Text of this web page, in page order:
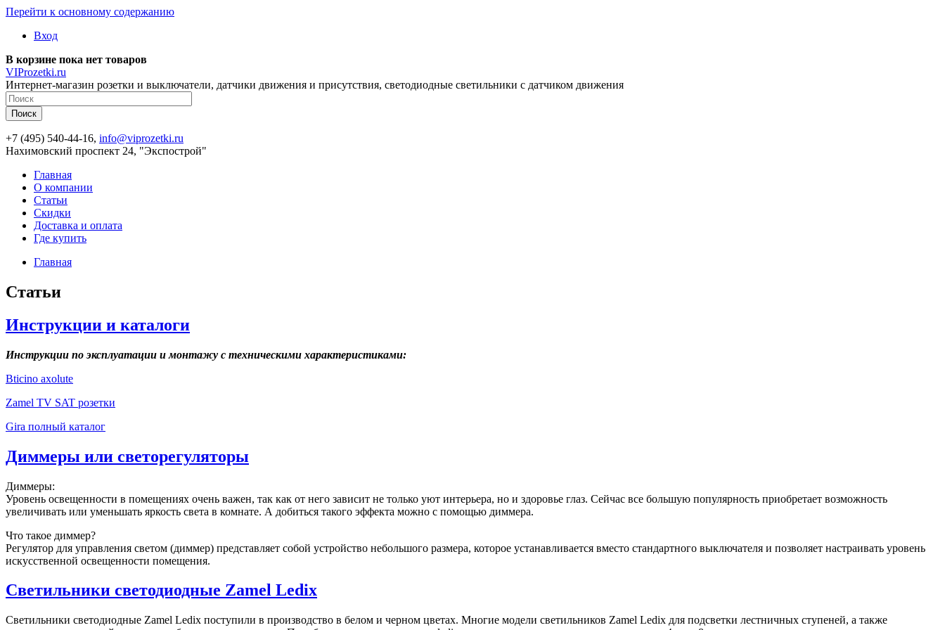
Перейти к основному содержанию
Вход
В корзине пока нет товаров
VIProzetki.ru
Интернет-магазин розетки и выключатели, датчики движения и присутствия, светодиодные светильники с датчиком движения
+7 (495) 540-44-16, info@viprozetki.ru
Нахимовский проспект 24, "Экспострой"
Главная
О компании
Статьи
Скидки
Доставка и оплата
Где купить
Главная
Статьи
Инструкции и каталоги
Инструкции по эксплуатации и монтажу с техническими характеристиками:
Bticino axolute
Zamel TV SAT розетки
Gira полный каталог
Диммеры или светорегуляторы
Диммеры:
Уровень освещенности в помещениях очень важен, так как от него зависит не только уют интерьера, но и здоровье глаз. Сейчас все большую популярность приобретает возможность
увеличивать или уменьшать яркость света в комнате. А добиться такого эффекта можно с помощью диммера.
Что такое диммер?
Регулятор для управления светом (диммер) представляет собой устройство небольшого размера, которое устанавливается вместо стандартного выключателя и позволяет настраивать уровень
искусственной освещенности помещения.
Светильники светодиодные Zamel Ledix
Светильники светодиодные Zamel Ledix поступили в производство в белом и черном цветах. Многие модели светильников Zamel Ledix для подсветки лестничных ступеней, а также